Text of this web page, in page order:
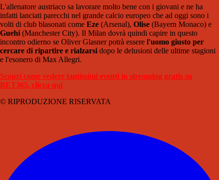
L'allenatore austriaco sa lavorare molto bene con i giovani e ne ha
infatti lanciati parecchi nel grande calcio europeo che ad oggi sono i
volti di club blasonati come Eze (Arsenal), Olise (Bayern Monaco) e
Guehi (Manchester City). Il Milan dovrà quindi capire in questo
incontro odierno se Oliver Glasner potrà essere l'uomo giusto per
cercare di ripartire e rialzarsi dopo le delusioni delle ultime stagioni
e l'esonero di Max Allegri.
Scopri come vedere tantissimi eventi in streaming gratis su
BET365, clicca qui
© RIPRODUZIONE RISERVATA